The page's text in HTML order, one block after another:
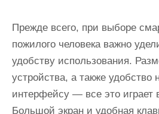
Прежде всего, при выборе
пожилого человека важно
удобству использования.
устройства, а также удобство
интерфейсу — все это играет
Большой экран и удобная